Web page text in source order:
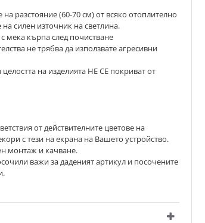
на разстояние (60-70 см) от всяко отоплително
на силен източник на светлина.
мека кърпа след почистване
не трябва да използвате агресивни
на изделията НЕ СЕ покриват от
от действителните цветове на
с тези на екрана на Вашето устройство.
монтаж и качване.
важи за даденият артикул и посочените